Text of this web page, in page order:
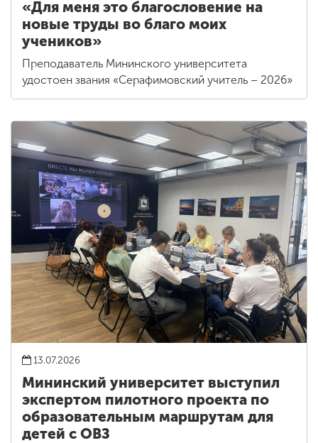
«Для меня это благословение на
новые труды во благо моих
учеников»
Преподаватель Мининского университета
удостоен звания «Серафимовский учитель – 2026»
13.07.2026
Мининский университет выступил
экспертом пилотного проекта по
образовательным маршрутам для
детей с ОВЗ